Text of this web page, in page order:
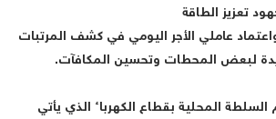
الطاقة
عاملي الأجر اليومي في كشف المرتبات
لبعض المحطات وتحسين المكافآت.
المحلية بقطاع الكهرباء الذي يأتي